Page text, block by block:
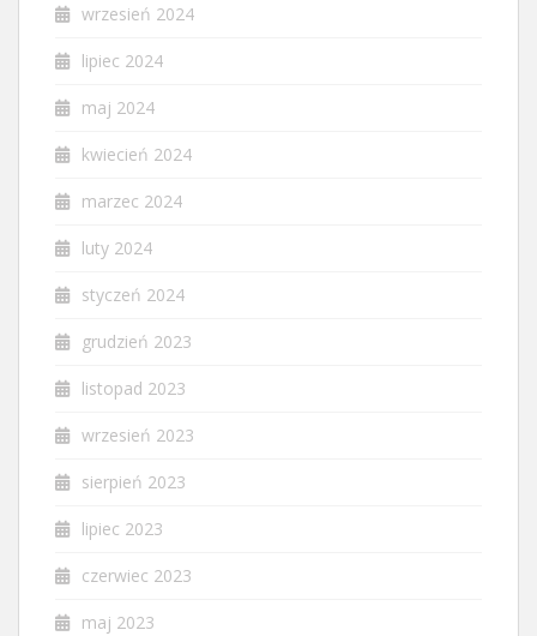
wrzesień 2024
lipiec 2024
maj 2024
kwiecień 2024
marzec 2024
luty 2024
styczeń 2024
grudzień 2023
listopad 2023
wrzesień 2023
sierpień 2023
lipiec 2023
czerwiec 2023
maj 2023